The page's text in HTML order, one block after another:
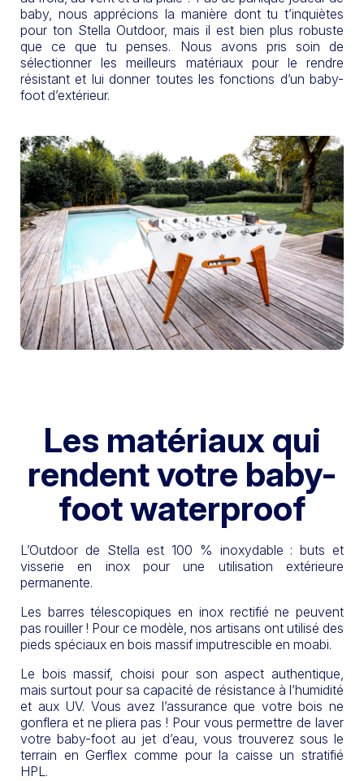
baby, nous apprécions la manière dont tu t’inquiètes
pour ton Stella Outdoor, mais il est bien plus robuste
que ce que tu penses. Nous avons pris soin de
sélectionner les meilleurs matériaux pour le rendre
résistant et lui donner toutes les fonctions d’un baby-
foot d’extérieur.
Les matériaux qui
rendent votre baby-
foot waterproof
L’Outdoor de Stella est 100 % inoxydable : buts et
visserie en inox pour une utilisation extérieure
permanente.
Les barres télescopiques en inox rectifié ne peuvent
pas rouiller ! Pour ce modèle, nos artisans ont utilisé des
pieds spéciaux en bois massif imputrescible en moabi.
Le bois massif, choisi pour son aspect authentique,
mais surtout pour sa capacité de résistance à l’humidité
et aux UV. Vous avez l’assurance que votre bois ne
gonflera et ne pliera pas ! Pour vous permettre de laver
votre baby-foot au jet d’eau, vous trouverez sous le
terrain en Gerflex comme pour la caisse un stratifié
HPL.